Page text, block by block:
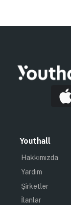
Youthall
Hakkımızda
Yardım
Şirketler
İlanlar